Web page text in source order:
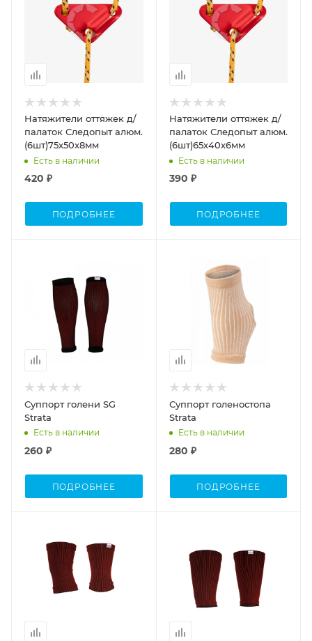
Натяжители оттяжек д/
палаток Следопыт алюм.
(6шт)75х50х8мм
Есть в наличии
420 ₽
ПОДРОБНЕЕ
Натяжители оттяжек д/
палаток Следопыт алюм.
(6шт)65х40х6мм
Есть в наличии
390 ₽
ПОДРОБНЕЕ
Суппорт голени SG
Strata
Есть в наличии
260 ₽
ПОДРОБНЕЕ
Суппорт голеностопа
Strata
Есть в наличии
280 ₽
ПОДРОБНЕЕ